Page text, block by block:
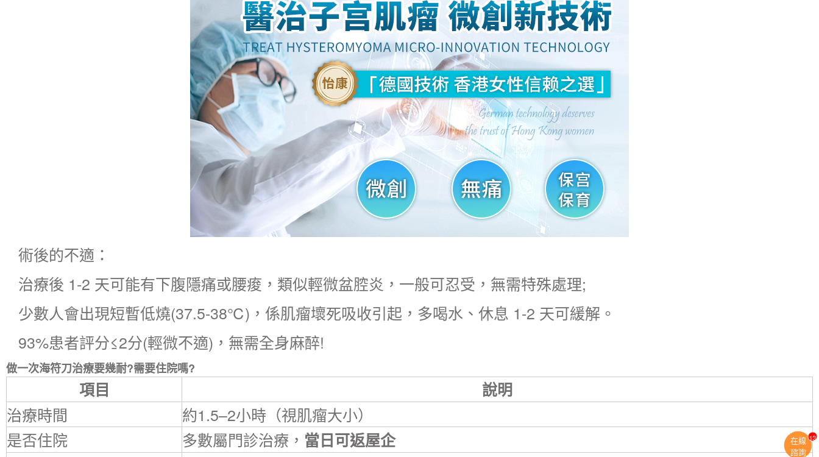
術後的不適：​
治療後 1-2 天可能有下腹隱痛或腰痠，類似輕微盆腔炎，一般可忍受，無需特殊處理;​
少數人會出現短暫低燒(37.5-38℃)，係肌瘤壞死吸收引起，多喝水、休息 1-2 天可緩解。
93%患者評分≤2分(輕微不適)，無需全身麻醉!
做一次海符刀治療要幾耐?需要住院嗎?
項目
說明
治療時間
約1.5–2小時（視肌瘤大小）
是否住院
多數屬門診治療， 當日可返屋企
在線
諮詢
13